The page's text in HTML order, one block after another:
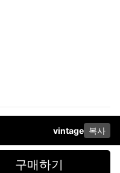
vintage 복사
구매하기
방침사업자 정보다운로드
스북